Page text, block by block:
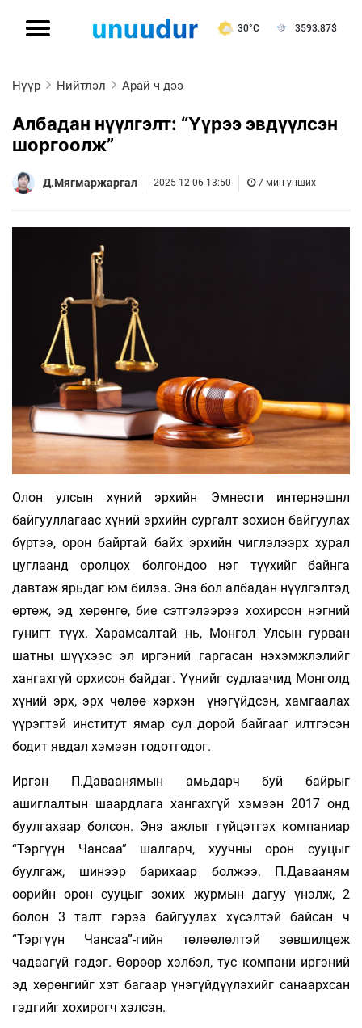
30°C 3593.87$
Нүүр Нийтлэл Арай ч дээ
Албадан нүүлгэлт: “Үүрээ эвдүүлсэн
шоргоолж”
Д.Мягмаржаргал 2025-12-06 13:50 7 мин унших
Олон улсын хүний эрхийн Эмнести интернэшнл
байгууллагаас хүний эрхийн сургалт зохион байгуулах
бүртээ, орон байртай байх эрхийн чиглэлээрх хурал
цуглаанд оролцох болгондоо нэг түүхийг байнга
давтаж ярьдаг юм билээ. Энэ бол албадан нүүлгэлтэд
өртөж, эд хөрөнгө, бие сэтгэлээрээ хохирсон нэгний
гунигт түүх. Харамсалтай нь, Монгол Улсын гурван
шатны шүүхээс эл иргэний гаргасан нэхэмжлэлийг
хангахгүй орхисон байдаг. Үүнийг судлаачид Монголд
хүний эрх, эрх чөлөө хэрхэн үнэгүйдсэн, хамгаалах
үүрэгтэй институт ямар сул дорой байгааг илтгэсэн
бодит явдал хэмээн тодотгодог.
Иргэн П.Даваанямын амьдарч буй байрыг
ашиглалтын шаардлага хангахгүй хэмээн 2017 онд
буулгахаар болсон. Энэ ажлыг гүйцэтгэх компаниар
“Тэргүүн Чансаа” шалгарч, хуучны орон сууцыг
буулгаж, шинээр барихаар болжээ. П.Давааням
өөрийн орон сууцыг зохих журмын дагуу үнэлж, 2
болон 3 талт гэрээ байгуулах хүсэлтэй байсан ч
“Тэргүүн Чансаа”-гийн төлөөлөлтэй зөвшилцөж
чадаагүй гэдэг. Өөрөөр хэлбэл, тус компани иргэний
эд хөрөнгийг хэт багаар үнэгүйдүүлэхийг санаархсан
гэдгийг хохирогч хэлсэн.